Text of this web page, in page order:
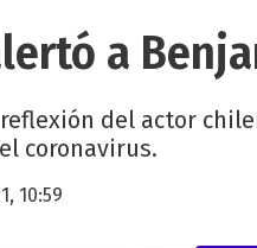
a
del actor
coronavirus.
10:59